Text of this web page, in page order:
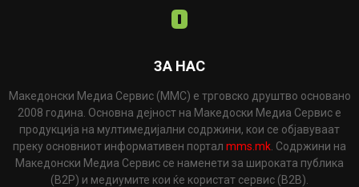
ЗА НАС
Македонски Медиа Сервис (ММС) е трговско друштво основано
2008 година. Основна дејност на Македоски Медиа Сервис е
продукција на мултимедијални содржини, кои се објавуваат
преку основниот информативен портал mms.mk . Содржини на
Македонски Медиа Сервис се наменети за широката публика
(B2P) и медиумите кои ќе користат сервис (B2B).